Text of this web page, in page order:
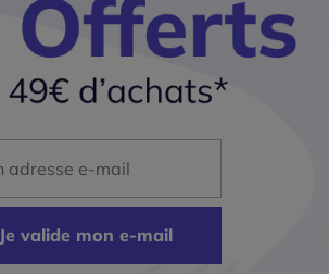
Je valide mon e-mail